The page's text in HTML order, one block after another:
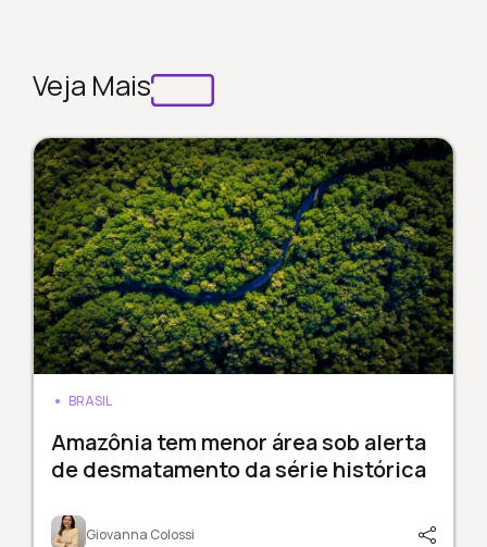
Veja Mais
BRASIL
Amazônia tem menor área sob alerta
de desmatamento da série histórica
Giovanna Colossi